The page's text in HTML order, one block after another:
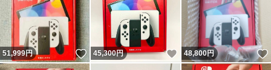
51,999円 いいね！
45,300円 いいね！
48,800円